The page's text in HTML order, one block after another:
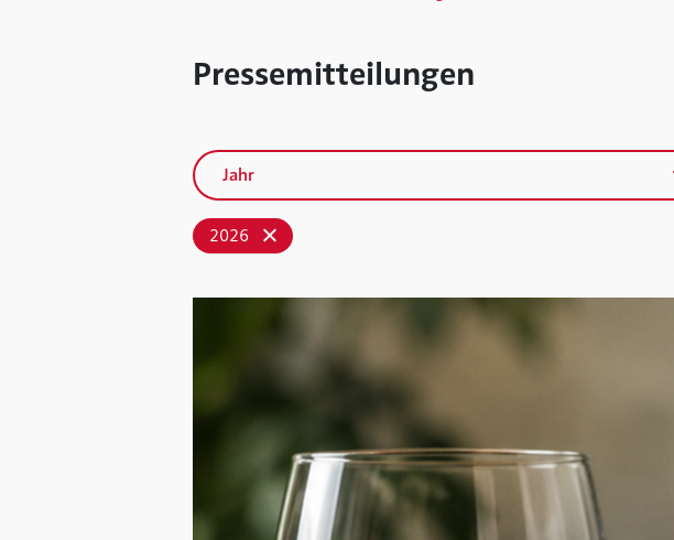
Pressemitteilungen
Jahr
2026